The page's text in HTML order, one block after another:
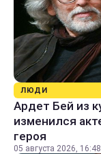
ЛЮДИ
Ардет Бей из
изменился
героя
05 августа 2026, 16:48